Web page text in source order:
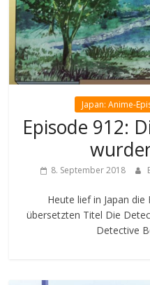
Japan: Anime-
Episode 912:
8. September 2018
Heute lief in Japan
übersetzten Titel Die
Detective